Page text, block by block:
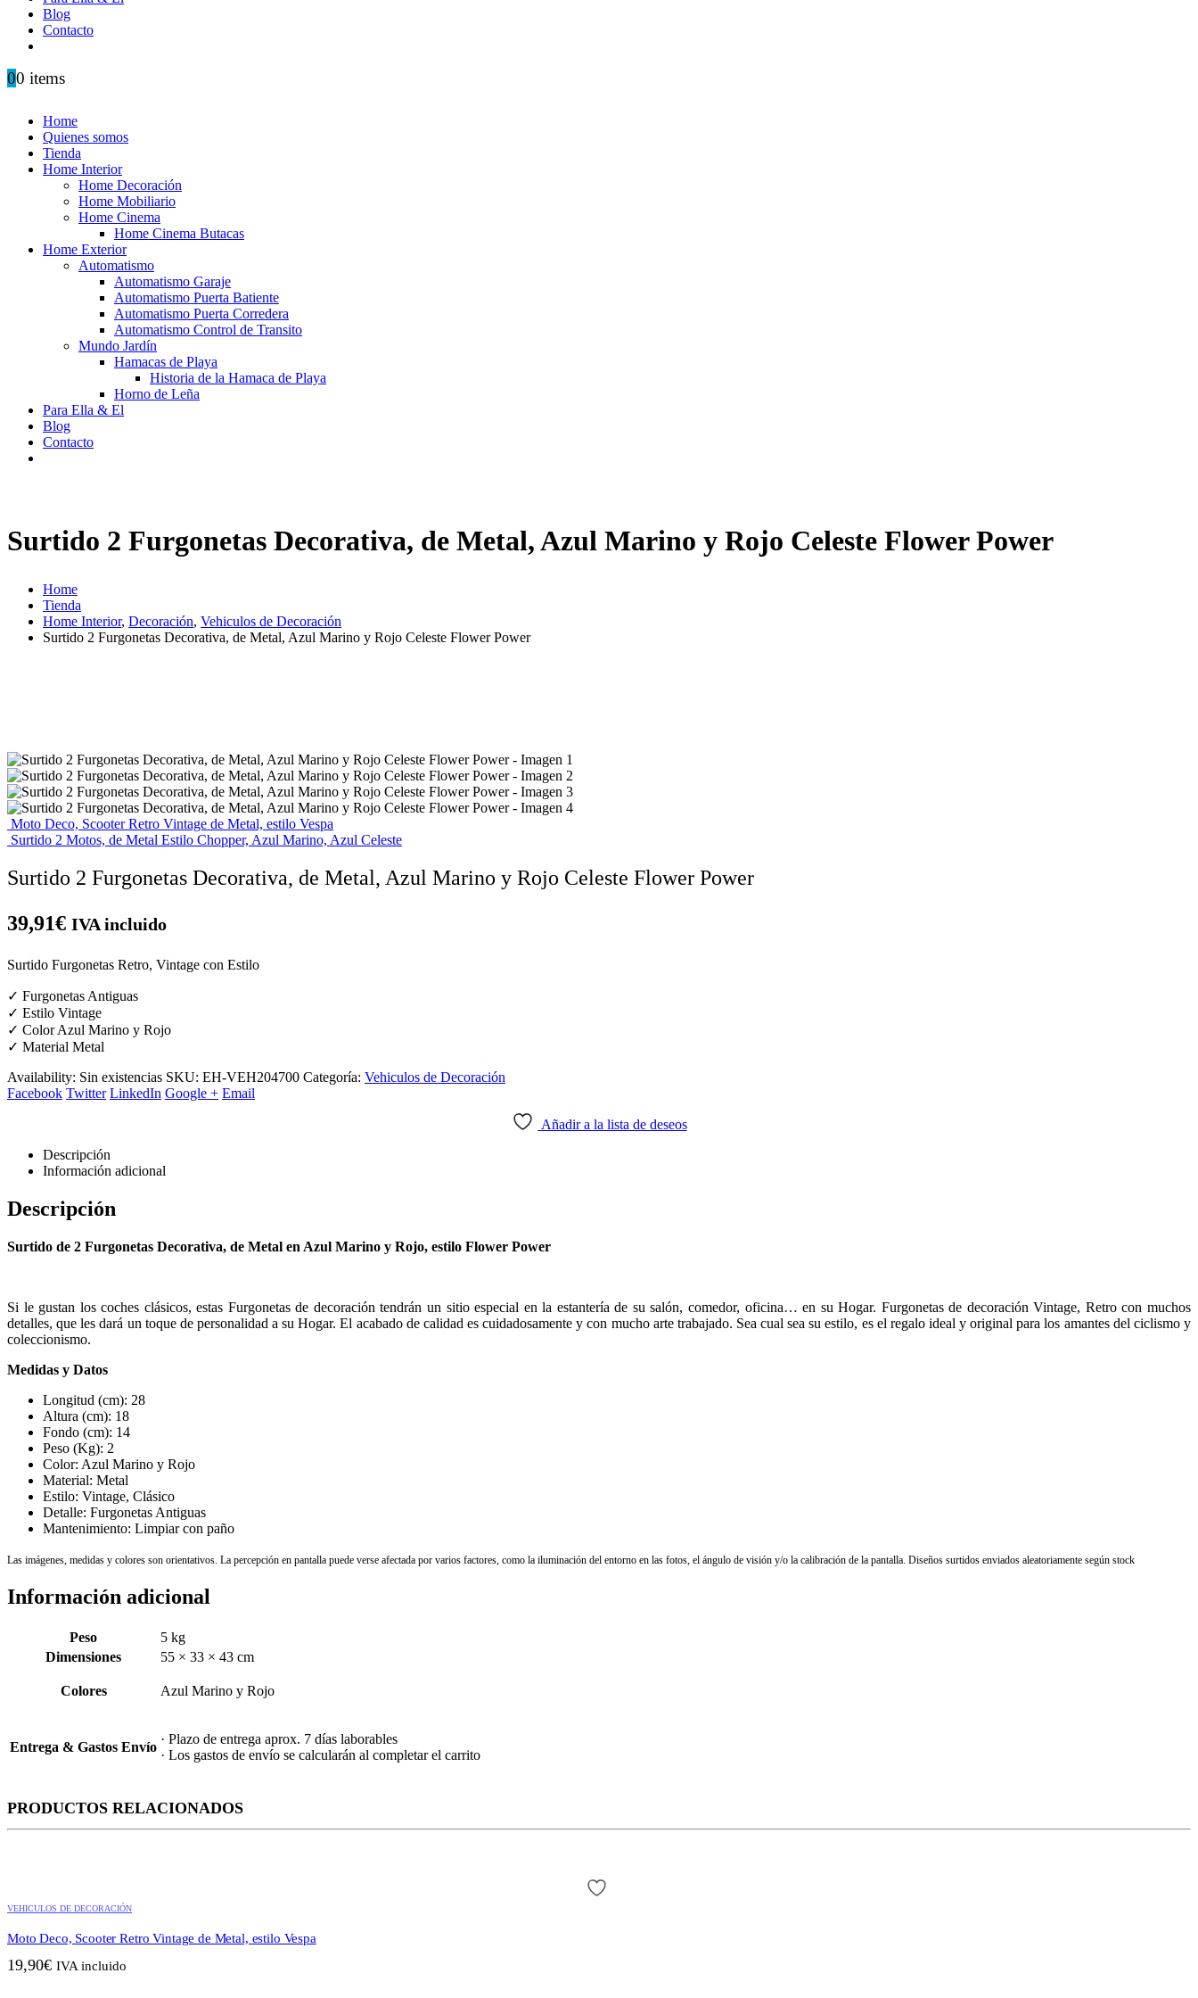
Blog
Contacto
00 items
Home
Quienes somos
Tienda
Home Interior
Home Decoración
Home Mobiliario
Home Cinema
Home Cinema Butacas
Home Exterior
Automatismo
Automatismo Garaje
Automatismo Puerta Batiente
Automatismo Puerta Corredera
Automatismo Control de Transito
Mundo Jardín
Hamacas de Playa
Historia de la Hamaca de Playa
Horno de Leña
Para Ella & El
Blog
Contacto
Surtido 2 Furgonetas Decorativa, de Metal, Azul Marino y Rojo Celeste Flower Power
Home
Tienda
Home Interior, Decoración, Vehiculos de Decoración
Surtido 2 Furgonetas Decorativa, de Metal, Azul Marino y Rojo Celeste Flower Power
Moto Deco, Scooter Retro Vintage de Metal, estilo Vespa
Surtido 2 Motos, de Metal Estilo Chopper, Azul Marino, Azul Celeste
Surtido 2 Furgonetas Decorativa, de Metal, Azul Marino y Rojo Celeste Flower Power
39,91€ IVA incluido
Surtido Furgonetas Retro, Vintage con Estilo
✓ Furgonetas Antiguas
✓ Estilo Vintage
✓ Color Azul Marino y Rojo
✓ Material Metal
Availability: Sin existencias SKU: EH-VEH204700 Categoría: Vehiculos de Decoración
Facebook Twitter LinkedIn Google + Email
Añadir a la lista de deseos
Descripción
Información adicional
Descripción
Surtido de 2 Furgonetas Decorativa, de Metal en Azul Marino y Rojo, estilo Flower Power
Si le gustan los coches clásicos, estas Furgonetas de decoración tendrán un sitio especial en la estantería de su salón, comedor, oficina… en su Hogar. Furgonetas de decoración Vintage, Retro con muchos
detalles, que les dará un toque de personalidad a su Hogar. El acabado de calidad es cuidadosamente y con mucho arte trabajado. Sea cual sea su estilo, es el regalo ideal y original para los amantes del ciclismo y
coleccionismo.
Medidas y Datos
Longitud (cm): 28
Altura (cm): 18
Fondo (cm): 14
Peso (Kg): 2
Color: Azul Marino y Rojo
Material: Metal
Estilo: Vintage, Clásico
Detalle: Furgonetas Antiguas
Mantenimiento: Limpiar con paño
Las imágenes, medidas y colores son orientativos. La percepción en pantalla puede verse afectada por varios factores, como la iluminación del entorno en las fotos, el ángulo de visión y/o la calibración de la pantalla. Diseños surtidos enviados aleatoriamente según stock
Información adicional
Peso
5 kg
Dimensiones
55 × 33 × 43 cm
Colores Azul Marino y Rojo
Entrega & Gastos Envío
· Plazo de entrega aprox. 7 días laborables
· Los gastos de envío se calcularán al completar el carrito
PRODUCTOS RELACIONADOS
VEHICULOS DE DECORACIÓN
Moto Deco, Scooter Retro Vintage de Metal, estilo Vespa
19,90€ IVA incluido